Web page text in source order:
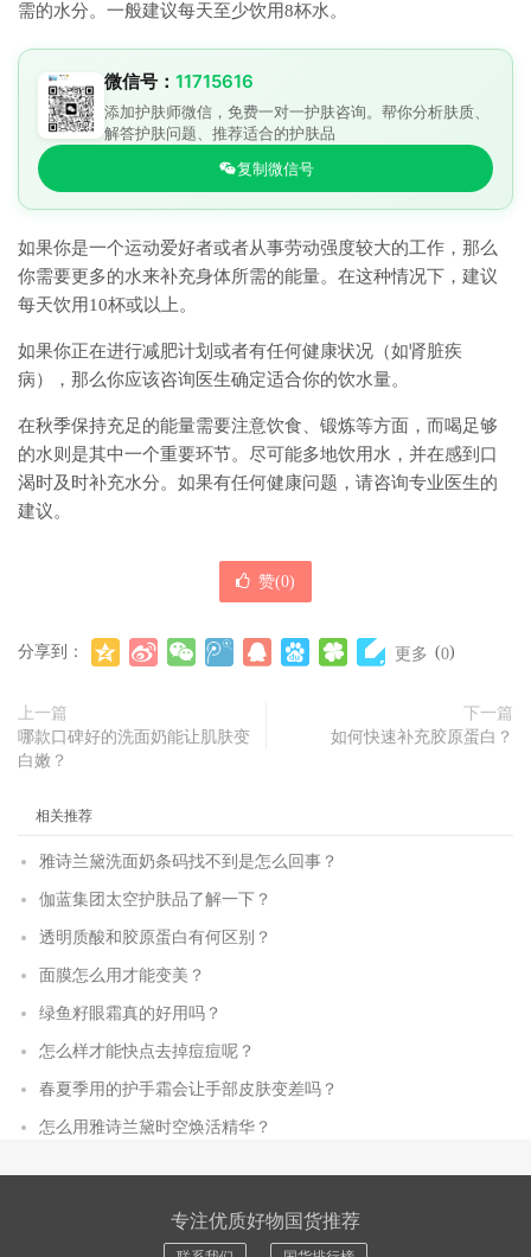
需的水分。一般建议每天至少饮用8杯水。
微信号： 11715616
添加护肤师微信，免费一对一护肤咨询。帮你分析肤质、
解答护肤问题、推荐适合的护肤品
复制微信号
如果你是一个运动爱好者或者从事劳动强度较大的工作，那么
你需要更多的水来补充身体所需的能量。在这种情况下，建议
每天饮用10杯或以上。
如果你正在进行减肥计划或者有任何健康状况（如肾脏疾
病），那么你应该咨询医生确定适合你的饮水量。
在秋季保持充足的能量需要注意饮食、锻炼等方面，而喝足够
的水则是其中一个重要环节。尽可能多地饮用水，并在感到口
渴时及时补充水分。如果有任何健康问题，请咨询专业医生的
建议。
赞(0)
分享到： 更多 (0)
上一篇
哪款口碑好的洗面奶能让肌肤变
白嫩？
下一篇
如何快速补充胶原蛋白？
相关推荐
雅诗兰黛洗面奶条码找不到是怎么回事？
伽蓝集团太空护肤品了解一下？
透明质酸和胶原蛋白有何区别？
面膜怎么用才能变美？
绿鱼籽眼霜真的好用吗？
怎么样才能快点去掉痘痘呢？
春夏季用的护手霜会让手部皮肤变差吗？
怎么用雅诗兰黛时空焕活精华？
专注优质好物国货推荐